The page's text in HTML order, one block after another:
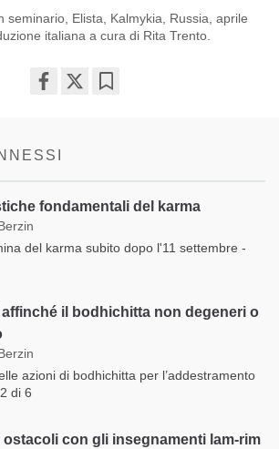
seminario, Elista, Kalmykia, Russia, aprile
italiana a cura di Rita Trento.
fondamentali del karma
del karma subito dopo l'11 settembre -
il bodhichitta non degeneri o
azioni di bodhichitta per l’addestramento
di 6
ostacoli con gli insegnamenti lam-rim